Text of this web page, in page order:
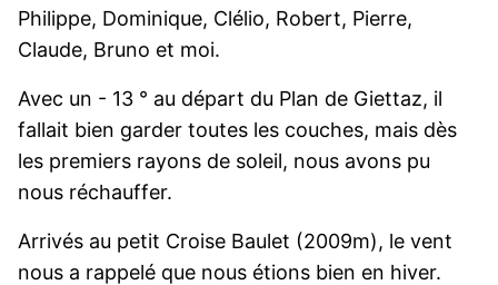
Philippe, Dominique, Clélio, Robert, Pierre,
Claude, Bruno et moi.
Avec un - 13 ° au départ du Plan de Giettaz, il
fallait bien garder toutes les couches, mais dès
les premiers rayons de soleil, nous avons pu
nous réchauffer.
Arrivés au petit Croise Baulet (2009m), le vent
nous a rappelé que nous étions bien en hiver.